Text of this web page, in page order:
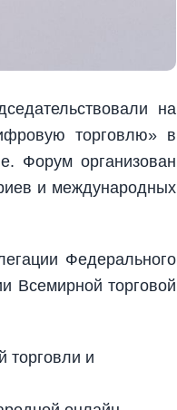
на
торговлю» в
Форум организован
и международных
Федерального
Всемирной торговой
торговли и